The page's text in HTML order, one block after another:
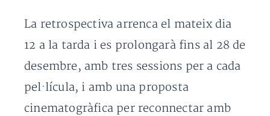
La retrospectiva arrenca el mateix dia
12 a la tarda i es prolongarà fins al 28 de
desembre, amb tres sessions per a cada
pel·lícula, i amb una proposta
cinematogràfica per reconnectar amb